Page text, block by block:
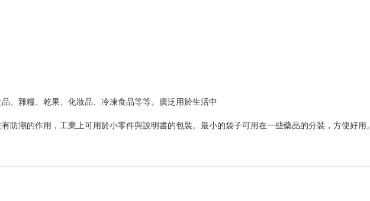
、雜糧、乾果、化妝品、冷凍食品等等。廣泛用於生活中
潮的作用，工業上可用於小零件與說明書的包裝。最小的袋子可用在一些藥品的分裝，方便好用。